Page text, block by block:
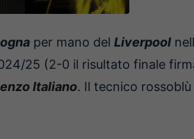
per mano del Liverpool
25 (2-0 il risultato finale
Italiano. Il tecnico rossoblù